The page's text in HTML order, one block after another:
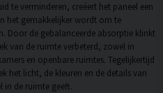
te verminderen, creëert het paneel een
het gemakkelijker wordt om te
Door de gebalanceerde absorptie klinkt
van de ruimte verbeterd, zowel in
en openbare ruimtes. Tegelijkertijd
het licht, de kleuren en de details van
in de ruimte geeft.